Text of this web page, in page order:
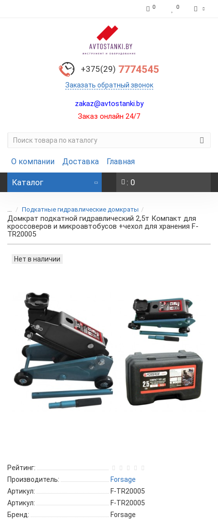
0 0
+375(29) 7774545
Заказать обратный звонок
zakaz@avtostanki.by
Заказ онлайн 24/7
О компании Доставка Главная
Каталог : 0
... Подкатные гидравлические домкраты
Домкрат подкатной гидравлический 2,5т Компакт для
кроссоверов и микроавтобусов +чехол для хранения F-
TR20005
Нет в наличии
Рейтинг:
Производитель:
Forsage
Артикул:
F-TR20005
Артикул:
F-TR20005
Бренд:
Forsage